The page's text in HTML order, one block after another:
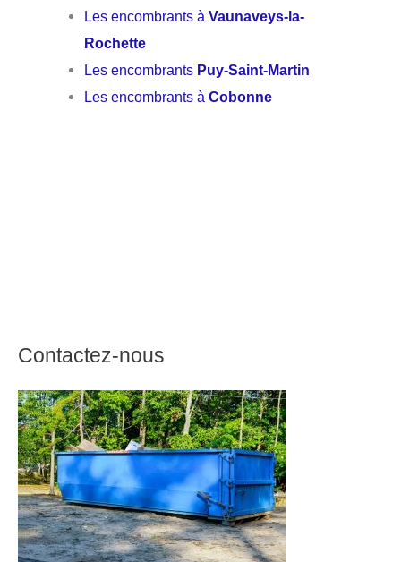
Les encombrants àVaunaveys-la-
Rochette
Les encombrants Puy-Saint-Martin
Les encombrants àCobonne
Contactez-nous